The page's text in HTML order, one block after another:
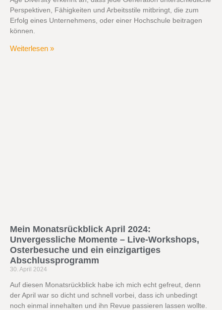
Perspektiven, Fähigkeiten und Arbeitsstile mitbringt, die zum
Erfolg eines Unternehmens, oder einer Hochschule beitragen
können.
Weiterlesen »
Mein Monatsrückblick April 2024:
Unvergessliche Momente – Live-Workshops,
Osterbesuche und ein einzigartiges
Abschlussprogramm
30. April 2024
Auf diesen Monatsrückblick habe ich mich echt gefreut, denn
der April war so dicht und schnell vorbei, dass ich unbedingt
noch einmal innehalten und ihn Revue passieren lassen wollte.